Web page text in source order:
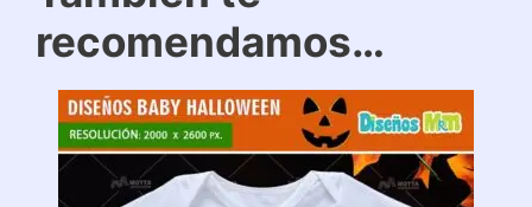
recomendamos…